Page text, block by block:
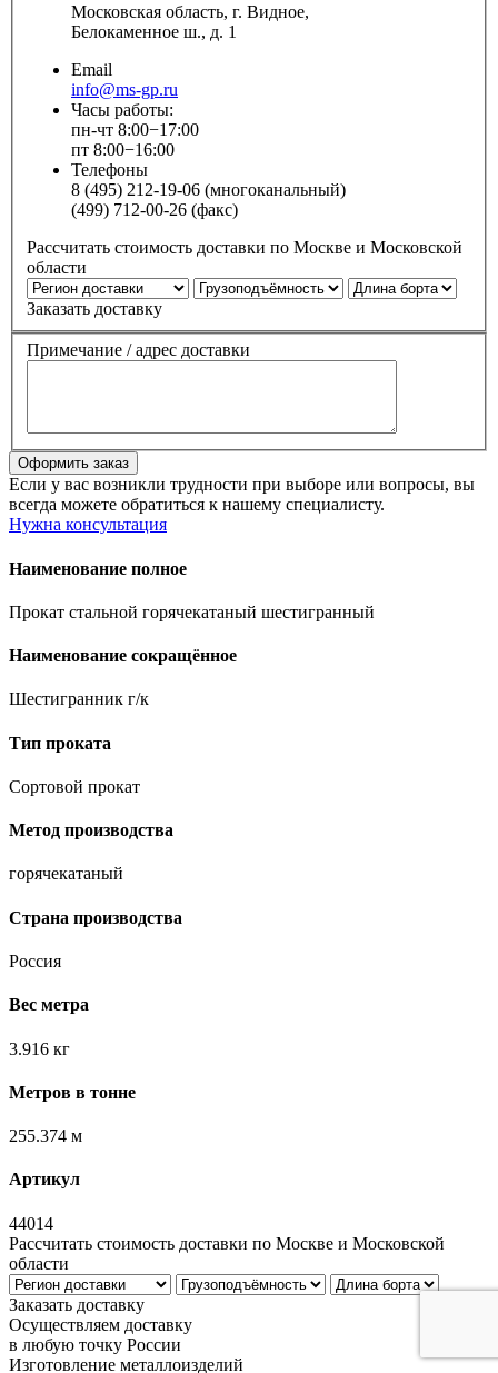
Московская область, г. Видное,
Белокаменное ш., д. 1
Email
info@ms-gp.ru
Часы работы:
пн-чт 8:00−17:00
пт 8:00−16:00
Телефоны
8 (495) 212-19-06 (многоканальный)
(499) 712-00-26 (факс)
Рассчитать стоимость доставки по Москве и Московской
области
Заказать доставку
Примечание / адрес доставки
Если у вас возникли трудности при выборе или вопросы, вы
всегда можете обратиться к нашему специалисту.
Нужна консультация
Наименование полное
Прокат стальной горячекатаный шестигранный
Наименование сокращённое
Шестигранник г/к
Тип проката
Сортовой прокат
Метод производства
горячекатаный
Страна производства
Россия
Вес метра
3.916 кг
Метров в тонне
255.374 м
Артикул
44014
Рассчитать стоимость доставки по Москве и Московской
области
Заказать доставку
Осуществляем доставку
в любую точку России
Изготовление металлоизделий